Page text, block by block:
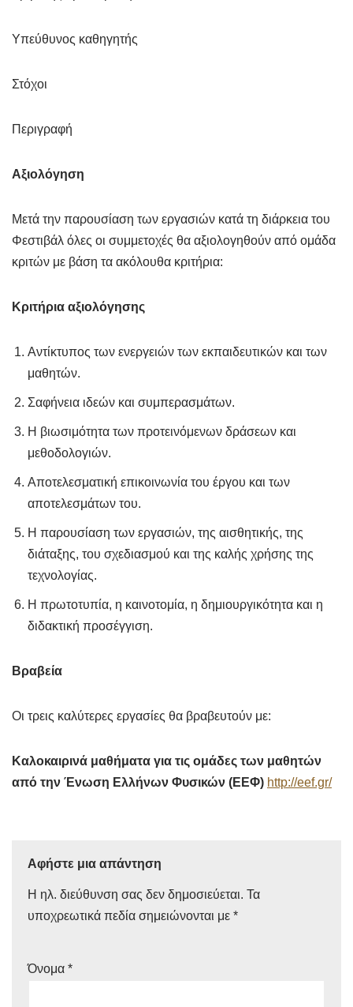
Υπεύθυνος καθηγητής
Στόχοι
Περιγραφή
Αξιολόγηση
Μετά την παρουσίαση των εργασιών κατά τη διάρκεια του
Φεστιβάλ όλες οι συμμετοχές θα αξιολογηθούν από ομάδα
κριτών με βάση τα ακόλουθα κριτήρια:
Κριτήρια αξιολόγησης
Αντίκτυπος των ενεργειών των εκπαιδευτικών και των
μαθητών.
Σαφήνεια ιδεών και συμπερασμάτων.
Η βιωσιμότητα των προτεινόμενων δράσεων και
μεθοδολογιών.
Αποτελεσματική επικοινωνία του έργου και των
αποτελεσμάτων του.
Η παρουσίαση των εργασιών, της αισθητικής, της
διάταξης, του σχεδιασμού και της καλής χρήσης της
τεχνολογίας.
Η πρωτοτυπία, η καινοτομία, η δημιουργικότητα και η
διδακτική προσέγγιση.
Βραβεία
Οι τρεις καλύτερες εργασίες θα βραβευτούν με:
Καλοκαιρινά μαθήματα για τις ομάδες των μαθητών
από την Ένωση Ελλήνων Φυσικών (ΕΕΦ) http://eef.gr/
Αφήστε μια απάντηση
Η ηλ. διεύθυνση σας δεν δημοσιεύεται. Τα
υποχρεωτικά πεδία σημειώνονται με *
Όνομα *